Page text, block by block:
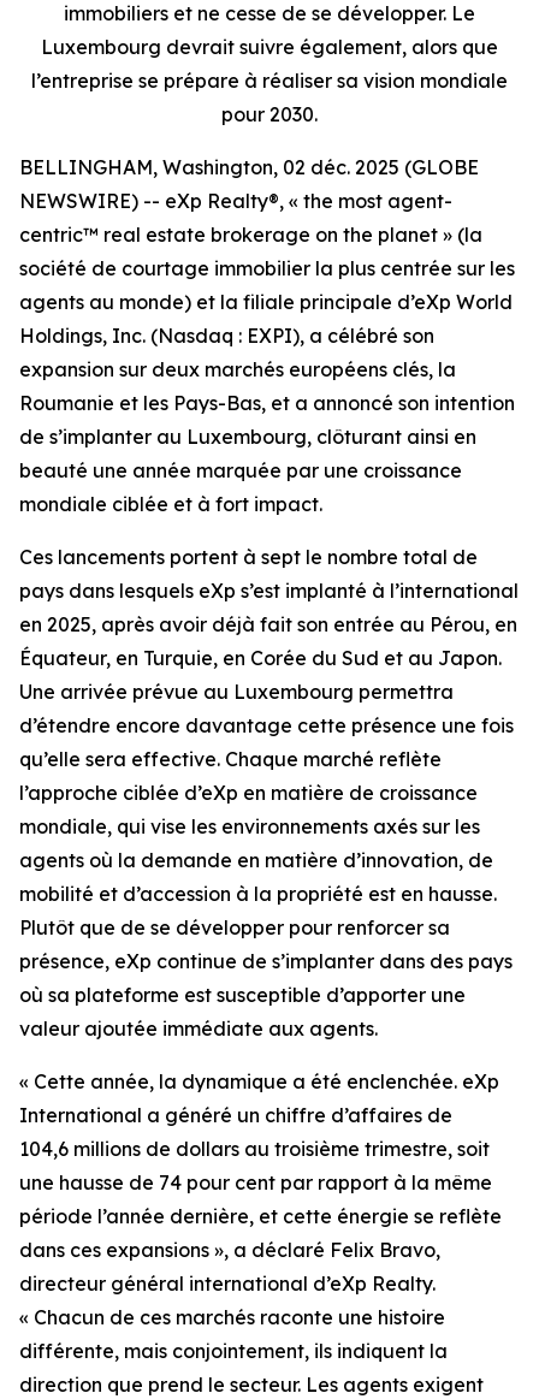
immobiliers et ne cesse de se développer. Le
Luxembourg devrait suivre également, alors que
l’entreprise se prépare à réaliser sa vision mondiale
pour 2030.
BELLINGHAM, Washington, 02 déc. 2025 (GLOBE
NEWSWIRE) -- eXp Realty®, « the most agent-
centric™ real estate brokerage on the planet » (la
société de courtage immobilier la plus centrée sur les
agents au monde) et la filiale principale d’eXp World
Holdings, Inc. (Nasdaq : EXPI), a célébré son
expansion sur deux marchés européens clés, la
Roumanie et les Pays-Bas, et a annoncé son intention
de s’implanter au Luxembourg, clôturant ainsi en
beauté une année marquée par une croissance
mondiale ciblée et à fort impact.
Ces lancements portent à sept le nombre total de
pays dans lesquels eXp s’est implanté à l’international
en 2025, après avoir déjà fait son entrée au Pérou, en
Équateur, en Turquie, en Corée du Sud et au Japon.
Une arrivée prévue au Luxembourg permettra
d’étendre encore davantage cette présence une fois
qu’elle sera effective. Chaque marché reflète
l’approche ciblée d’eXp en matière de croissance
mondiale, qui vise les environnements axés sur les
agents où la demande en matière d’innovation, de
mobilité et d’accession à la propriété est en hausse.
Plutôt que de se développer pour renforcer sa
présence, eXp continue de s’implanter dans des pays
où sa plateforme est susceptible d’apporter une
valeur ajoutée immédiate aux agents.
« Cette année, la dynamique a été enclenchée. eXp
International a généré un chiffre d’affaires de
104,6 millions de dollars au troisième trimestre, soit
une hausse de 74 pour cent par rapport à la même
période l’année dernière, et cette énergie se reflète
dans ces expansions », a déclaré Felix Bravo,
directeur général international d’eXp Realty.
« Chacun de ces marchés raconte une histoire
différente, mais conjointement, ils indiquent la
direction que prend le secteur. Les agents exigent